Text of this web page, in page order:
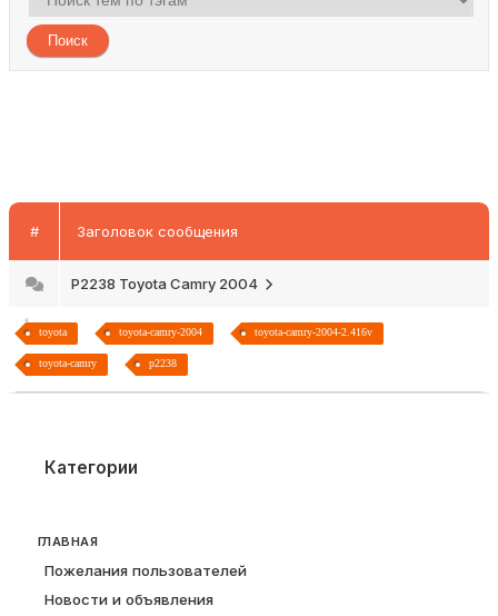
# Заголовок сообщения
P2238 Toyota Camry 2004
toyota toyota-camry-2004 toyota-camry-2004-2.416v
toyota-camry p2238
Категории
ГЛАВНАЯ
Пожелания пользователей
Новости и объявления